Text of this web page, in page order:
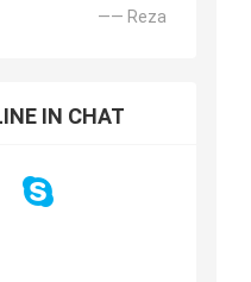
—— Reza
IN CHAT